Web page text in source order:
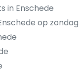
in Enschede
op zondag